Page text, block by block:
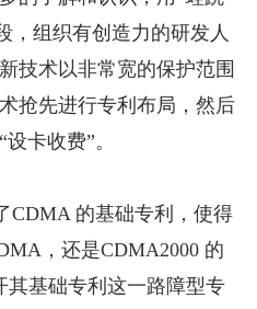
，组织有创造力的研发人
技术以非常宽的保护范围
抢先进行专利布局，然后
卡收费”。
的基础专利，使得
，还是CDMA2000 的
其基础专利这一路障型专